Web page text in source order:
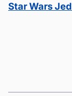
Star Wars